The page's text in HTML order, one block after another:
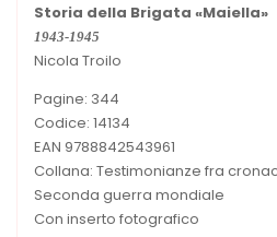
Storia della Brigata «Maiella»
1943-1945
Nicola Troilo
Pagine: 344
Codice: 14134
EAN 9788842543961
Collana: Testimonianze fra
Seconda guerra mondiale
Con inserto fotografico